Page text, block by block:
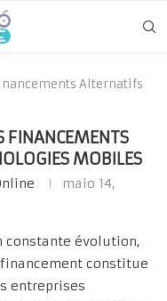
Alternatifs
FINANCEMENTS
MOBILES
maio 14,
constante évolution,
constitue
entreprises